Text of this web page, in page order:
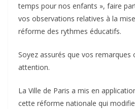
temps pour nos enfants », faire
vos observations relatives à la
réforme des rythmes éducatifs.
Soyez assurés que vos
attention.
La Ville de Paris a mis en
cette réforme nationale qui modifie